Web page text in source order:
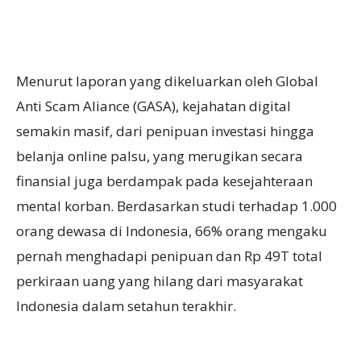
Menurut laporan yang dikeluarkan oleh Global
Anti Scam Aliance (GASA), kejahatan digital
semakin masif, dari penipuan investasi hingga
belanja online palsu, yang merugikan secara
finansial juga berdampak pada kesejahteraan
mental korban. Berdasarkan studi terhadap 1.000
orang dewasa di Indonesia, 66% orang mengaku
pernah menghadapi penipuan dan Rp 49T total
perkiraan uang yang hilang dari masyarakat
Indonesia dalam setahun terakhir.